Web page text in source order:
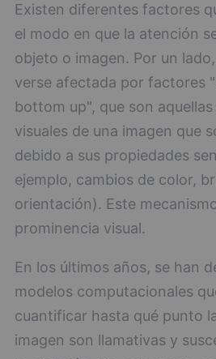
Existen diferentes factores
el modo en que la atención
objeto o imagen. Por un
verse afectada por factores
bottom up", que son
visuales de una imagen que
debido a sus propiedades
ejemplo, cambios de color,
orientación). Este
prominencia visual.
En los últimos años, se han
modelos computacionales
cuantificar hasta qué punto
imagen son llamativas y